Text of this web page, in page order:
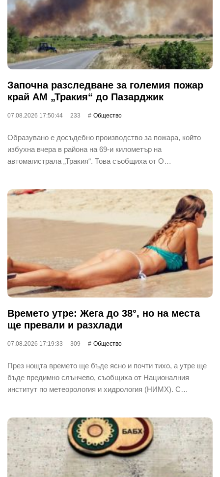
Започна разследване за големия пожар
край АМ „Тракия“ до Пазарджик
07.08.2026 17:50:44 233 Общество
Образувано е досъдебно производство за пожара, който
избухна вчера в района на 69-и километър на
автомагистрала „Тракия“. Това съобщиха от О…
Времето утре: Жега до 38°, но на места
ще превали и разхлади
07.08.2026 17:19:33 309 Общество
През нощта времето ще бъде ясно и почти тихо, а утре ще
бъде предимно слънчево, съобщиха от Националния
институт по метеорология и хидрология (НИМХ). С…